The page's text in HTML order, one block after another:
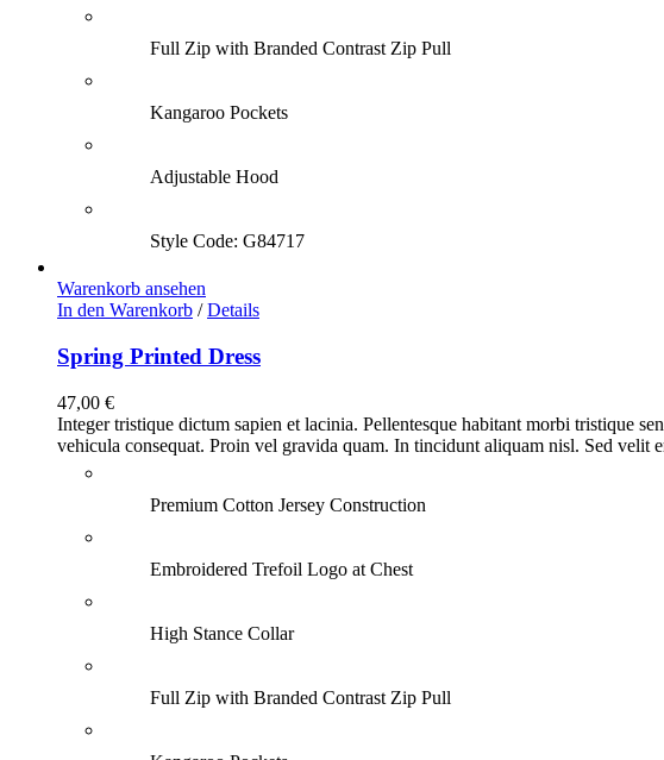
Full Zip with Branded Contrast Zip Pull
Kangaroo Pockets
Adjustable Hood
Style Code: G84717
Warenkorb ansehen
In den Warenkorb / Details
Spring Printed Dress
47,00 €
Integer tristique dictum sapien et lacinia. Pellentesque habitant morbi tristique
vehicula consequat. Proin vel gravida quam. In tincidunt aliquam nisl. Sed velit
Premium Cotton Jersey Construction
Embroidered Trefoil Logo at Chest
High Stance Collar
Full Zip with Branded Contrast Zip Pull